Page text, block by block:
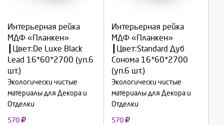
Интерьерная рейка
МДФ «Планкен»
┃Цвет:De Luxe Black
Lead 16*60*2700 (уп.6
шт.)
Экологически чистые
материалы для Декора и
Отделки
570
Продолжить
Интерьерная рейка
МДФ «Планкен»
┃Цвет:Standard Дуб
Сонома 16*60*2700
(уп.6 шт.)
Экологически чистые
материалы для Декора и
Отделки
570
Продолжить
Отмена